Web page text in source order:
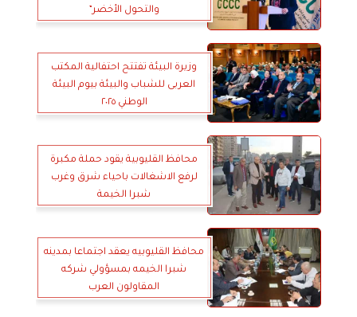
والتحول الأخضر”
وزيرة البيئة تفتتح احتفالية المكتب
العربى للشباب والبيئة بيوم البيئة
الوطني ٢٠٢٥
محافظ القليوبية يقود حملة مكبرة
لرفع الاشغالات باحياء شرق وغرب
شبرا الخيمة
محافظ القليوبيه يعقد اجتماعا بمدينه
شبرا الخيمه بمسؤولي شركه
المقاولون العرب